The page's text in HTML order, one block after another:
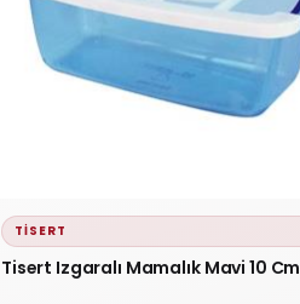
TISERT
Tisert Izgaralı Mamalık Mavi 10 Cm